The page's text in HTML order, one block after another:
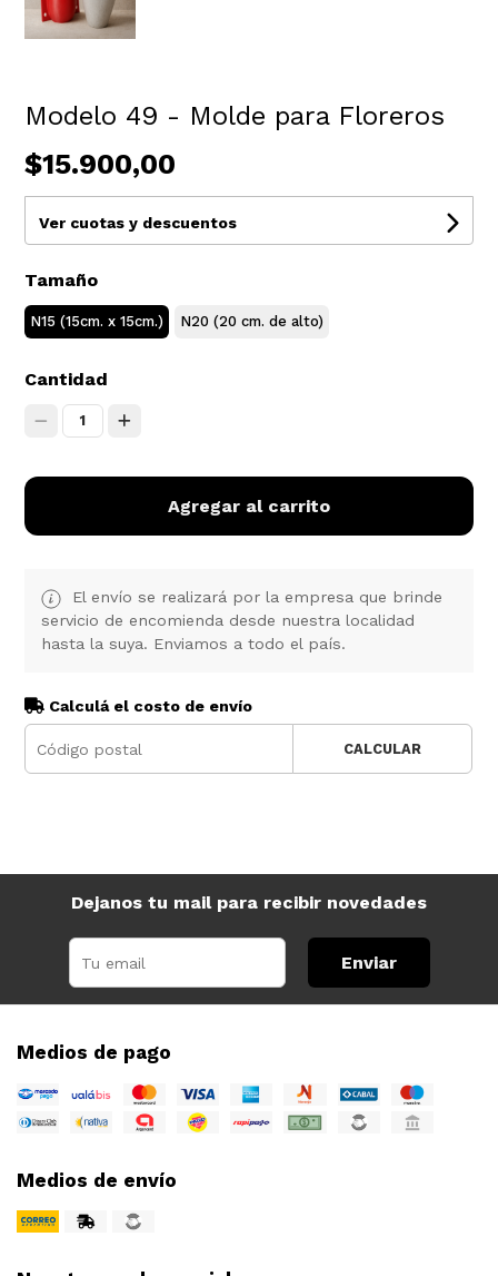
Modelo 49 - Molde para Floreros
$15.900,00
Ver cuotas y descuentos
Tamaño
N15 (15cm. x 15cm.) N20 (20 cm. de alto)
Cantidad
1
Agregar al carrito
El envío se realizará por la empresa que brinde
servicio de encomienda desde nuestra localidad
hasta la suya. Enviamos a todo el país.
Calculá el costo de envío
CALCULAR
Dejanos tu mail para recibir novedades
Enviar
Medios de pago
Medios de envío